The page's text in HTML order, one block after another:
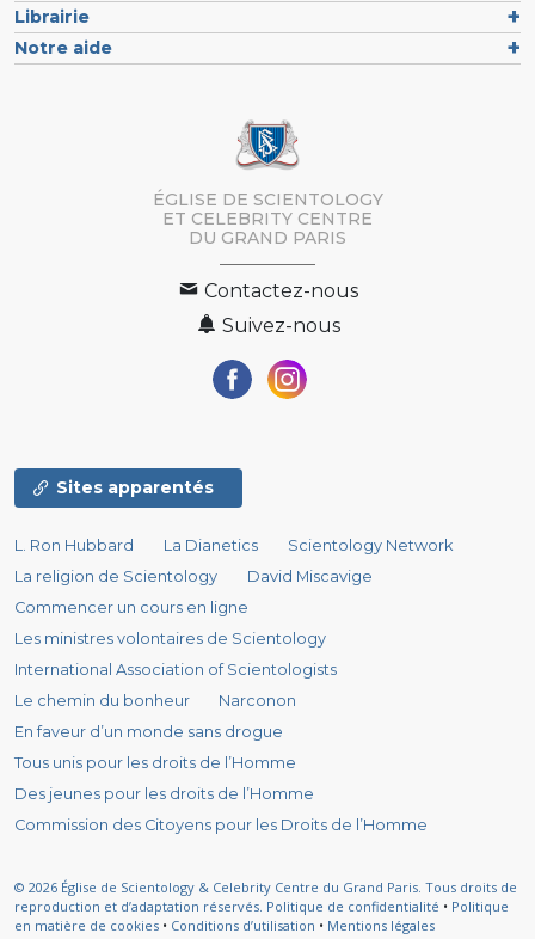
Librairie
Notre aide
ÉGLISE DE SCIENTOLOGY
ET CELEBRITY CENTRE
DU GRAND PARIS
Contactez-nous
Suivez-nous
Sites apparentés
L. Ron Hubbard La Dianetics
Scientology Network
La religion de Scientology
David Miscavige
Commencer un cours en ligne
Les ministres volontaires de Scientology
International Association of Scientologists
Le chemin du bonheur
Narconon
En faveur d’un monde sans drogue
Tous unis pour les droits de l’Homme
Des jeunes pour les droits de l’Homme
Commission des Citoyens pour les Droits de l’Homme
© 2026 Église de Scientology & Celebrity Centre du Grand Paris. Tous droits de
reproduction et d’adaptation réservés. Politique de confidentialité • Politique
en matière de cookies • Conditions d’utilisation • Mentions légales